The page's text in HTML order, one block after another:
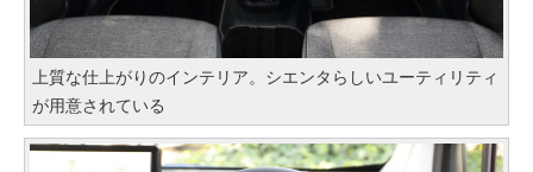
上質な仕上がりのインテリア。シエンタらしいユーティリティ
が用意されている